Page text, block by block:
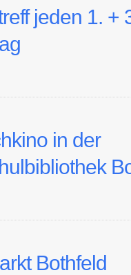
jeden 1. +
in der
Bothfeld